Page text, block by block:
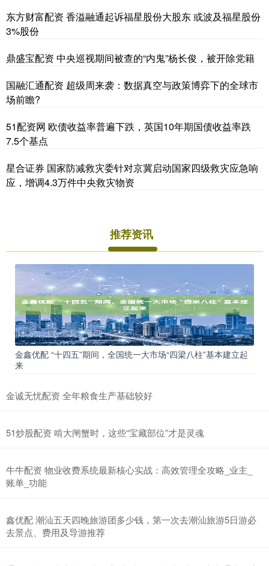
东方财富配资 香溢融通起诉福星股份大股东 或波及福星股份
3%股份
鼎盛宝配资 中央巡视期间被查的“内鬼”杨长俊，被开除党籍
国融汇通配资 超级周来袭：数据真空与政策博弈下的全球市
场前瞻?
51配资网 欧债收益率普遍下跌，英国10年期国债收益率跌
7.5个基点
星合证券 国家防减救灾委针对京冀启动国家四级救灾应急响
应，增调4.3万件中央救灾物资
推荐资讯
金鑫优配 “十四五”期间，全国统一大市场“四梁八柱”基本建立起
来
金诚无忧配资 全年粮食生产基础较好
51炒股配资 啃大闸蟹时，这些“宝藏部位”才是灵魂
牛牛配资 物业收费系统最新核心实战：高效管理全攻略_业主_
账单_功能
鑫优配 潮汕五天四晚旅游团多少钱，第一次去潮汕旅游5日游必
去景点、费用及导游推荐